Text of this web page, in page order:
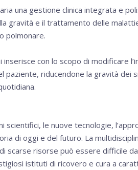
una gestione clinica integrata e
gravità e il trattamento delle
polmonare.
con lo scopo di modificare
paziente, riducendone la gravità dei
scientifici, le nuove tecnologie,
di oggi e del futuro. La
scarse risorse può essere difficile da
istituti di ricovero e cura a